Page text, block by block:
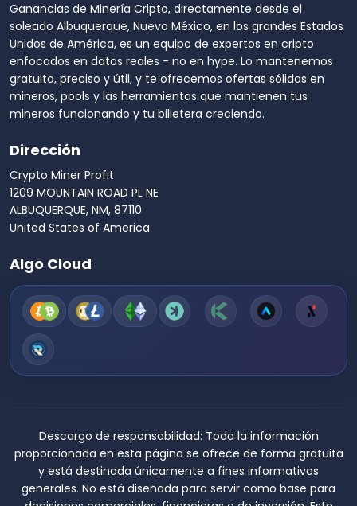
Ganancias de Minería Cripto, directamente desde el
soleado Albuquerque, Nuevo México, en los grandes Estados
Unidos de América, es un equipo de expertos en cripto
enfocados en datos reales - no en hype. Lo mantenemos
gratuito, preciso y útil, y te ofrecemos ofertas sólidas en
mineros, pools y las herramientas que mantienen tus
mineros funcionando y tu billetera creciendo.
Dirección
Crypto Miner Profit
1209 MOUNTAIN ROAD PL NE
ALBUQUERQUE, NM, 87110
United States of America
Algo Cloud
Descargo de responsabilidad: Toda la información
proporcionada en esta página se ofrece de forma gratuita
y está destinada únicamente a fines informativos
generales. No está diseñada para servir como base para